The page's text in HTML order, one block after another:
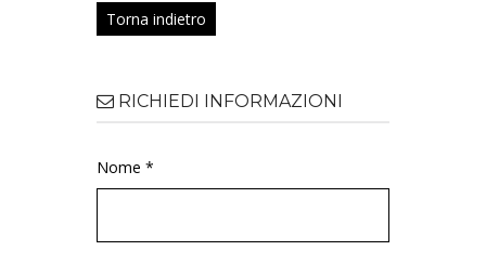
Torna indietro
RICHIEDI INFORMAZIONI
Nome *